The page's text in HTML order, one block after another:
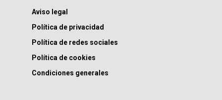
Aviso legal
Política de privacidad
Política de redes sociales
Política de cookies
Condiciones generales